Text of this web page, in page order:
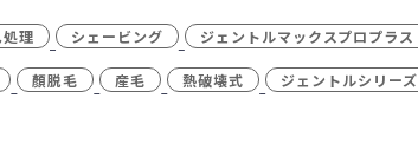
理 シェービング ジェントルマックスプロプラス
顏脱毛 産毛 熱破壊式 ジェントルシリーズ